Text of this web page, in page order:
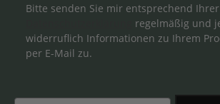
Bitte senden Sie mir entsprechend Ihrer
regelmäßig und
widerruflich Informationen zu Ihrem
per E-Mail zu.